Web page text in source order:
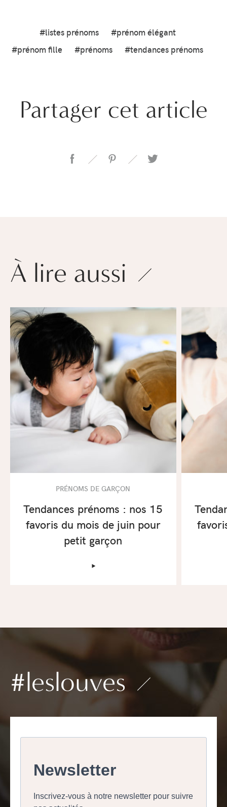
#listes prénoms
#prénom élégant
#prénom fille
#prénoms #tendances prénoms
Partager cet article
À lire aussi
PRÉNOMS DE GARÇON
Tendances prénoms : nos 15
favoris du mois de juin pour
petit garçon
‣
#leslouves